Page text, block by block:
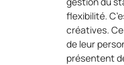
flexibilité.
créatives.
de leur
présentent